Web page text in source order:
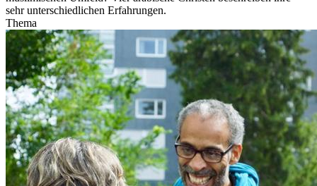
sehr unterschiedlichen Erfahrungen.
Thema